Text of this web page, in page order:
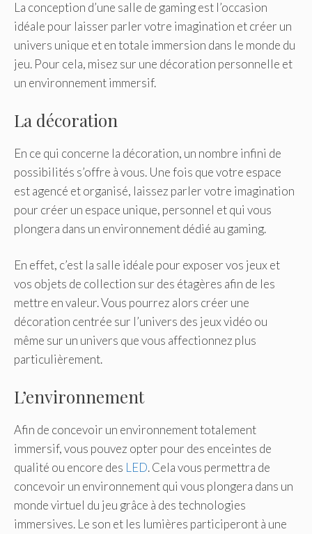
La conception d’une salle de gaming est l’occasion
idéale pour laisser parler votre imagination et créer un
univers unique et en totale immersion dans le monde du
jeu. Pour cela, misez sur une décoration personnelle et
un environnement immersif.
La décoration
En ce qui concerne la décoration, un nombre infini de
possibilités s’offre à vous. Une fois que votre espace
est agencé et organisé, laissez parler votre imagination
pour créer un espace unique, personnel et qui vous
plongera dans un environnement dédié au gaming.
En effet, c’est la salle idéale pour exposer vos jeux et
vos objets de collection sur des étagères afin de les
mettre en valeur. Vous pourrez alors créer une
décoration centrée sur l’univers des jeux vidéo ou
même sur un univers que vous affectionnez plus
particulièrement.
L’environnement
Afin de concevoir un environnement totalement
immersif, vous pouvez opter pour des enceintes de
qualité ou encore des LED. Cela vous permettra de
concevoir un environnement qui vous plongera dans un
monde virtuel du jeu grâce à des technologies
immersives. Le son et les lumières participeront à une